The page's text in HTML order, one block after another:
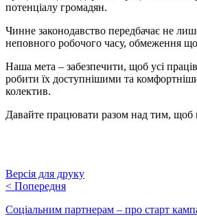
потенціалу громадян.
Чинне законодавство передбачає не
неповного робочого часу, обмеження
Наша мета – забезпечити, щоб усі
робити їх доступнішими та
колектив.
Давайте працювати разом над тим, щоб
Версія для друку
< Попередня
Соціальним партнерам – про старт